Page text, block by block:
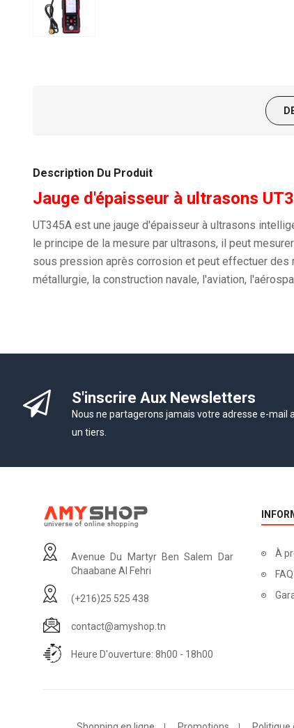
Description Du Produit
Jauge d'épaisseur à ultrasons
UT345A est une jauge d'épaisseur à ultrasons
le principe de la mesure par ultrasons, il peut
sous pression après corrosion et peut effectuer
métallurgie, la construction navale, l'aviation,
S'inscrire Aux Newsletters
Nous ne partagerons jamais votre adresse e-mail
un tiers.
Avenue Du Martyr Ben Salem Dar
Chaabane Al Fehri
(+216)25 525 438
contact@amyshop.tn
Heure D'ouverture: 8h00 - 18h00
À
FAQ